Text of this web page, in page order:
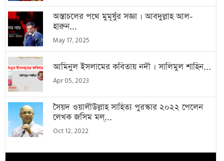
অস্তাচলের পথে মুমূর্ষুর সজ্ঞা । আবদুল্লাহ আল-
হারুন...
May 17, 2025
আমিনুল ইসলামের কবিতায় নদী । সালিমুল শাহিন...
Apr 05, 2023
সৈয়দ ওয়ালীউল্লাহ সাহিত্য পুরস্কার ২০২২ পেলেন
লেখক জসিম মল্...
Oct 12, 2022